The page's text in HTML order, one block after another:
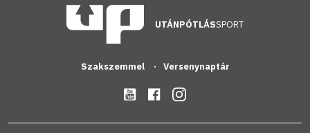
UTÁNPÓTLÁSSPORT
Szakszemmel Versenynaptár